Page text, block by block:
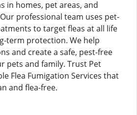
in homes, pet areas, and
professional team uses pet-
to target fleas at all life
term protection. We help
and create a safe, pest-free
pets and family. Trust Pet
Flea Fumigation Services that
and flea-free.